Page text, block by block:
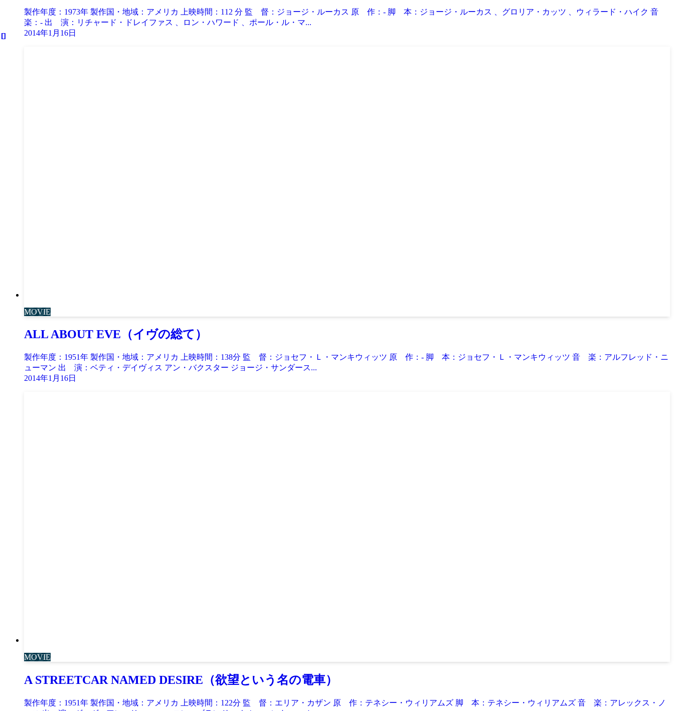
製作年度：1973年 製作国・地域：アメリカ 上映時間：112 分 監 督：ジョージ・ルーカス 原 作：- 脚 本：ジョージ・ルーカス 、グロリア・カッツ 、ウィラード・ハイク 音
楽：- 出 演：リチャード・ドレイファス 、ロン・ハワード 、ポール・ル・マ...
2014年1月16日
MOVIE
ALL ABOUT EVE（イヴの総て）
製作年度：1951年 製作国・地域：アメリカ 上映時間：138分 監 督：ジョセフ・Ｌ・マンキウィッツ 原 作：- 脚 本：ジョセフ・Ｌ・マンキウィッツ 音 楽：アルフレッド・ニ
ューマン 出 演：ベティ・デイヴィス アン・バクスター ジョージ・サンダース...
2014年1月16日
MOVIE
A STREETCAR NAMED DESIRE（欲望という名の電車）
製作年度：1951年 製作国・地域：アメリカ 上映時間：122分 監 督：エリア・カザン 原 作：テネシー・ウィリアムズ 脚 本：テネシー・ウィリアムズ 音 楽：アレックス・ノ